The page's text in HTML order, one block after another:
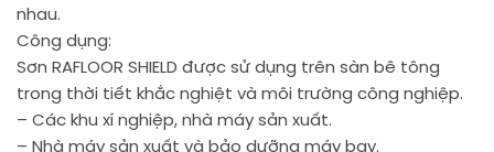
nhau.
Công dụng:
Sơn RAFLOOR SHIELD được sử dụng trên sàn bê tông
trong thời tiết khắc nghiệt và môi trường công nghiệp.
– Các khu xí nghiệp, nhà máy sản xuất.
– Nhà máy sản xuất và bảo dưỡng máy bay.